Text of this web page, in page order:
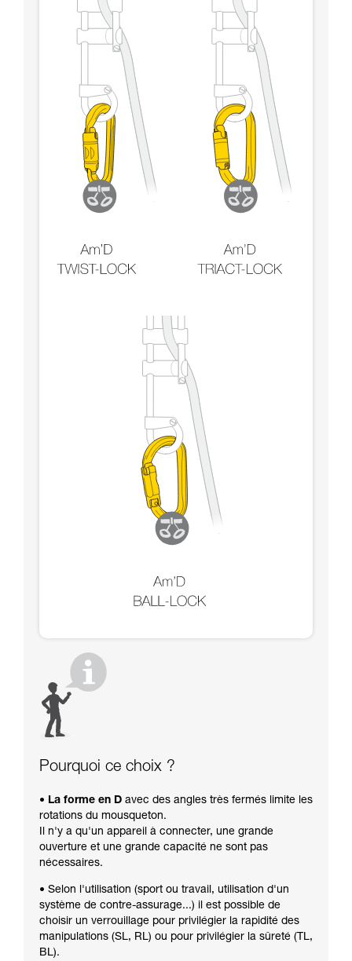
Pourquoi ce choix ?
• La forme en D avec des angles très fermés limite les
rotations du mousqueton.
Il n'y a qu'un appareil à connecter, une grande
ouverture et une grande capacité ne sont pas
nécessaires.
• Selon l'utilisation (sport ou travail, utilisation d'un
système de contre-assurage...) il est possible de
choisir un verrouillage pour privilégier la rapidité des
manipulations (SL, RL) ou pour privilégier la sûreté (TL,
BL).